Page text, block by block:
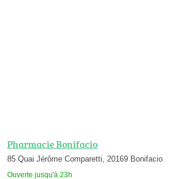
Pharmacie Bonifacio
85 Quai Jérôme Comparetti, 20169 Bonifacio
Ouverte jusqu'à 23h